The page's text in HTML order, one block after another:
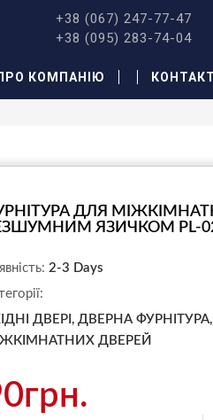
+38 (067) 247-77-47
+38 (095) 283-74-04
КОМПАНІЮ
ДЛЯ
ЯЗИЧКОМ PL-
2-3 Days
ДВЕРІ, ДВЕРНА ФУРНІТУРА,
ДВЕРЕЙ